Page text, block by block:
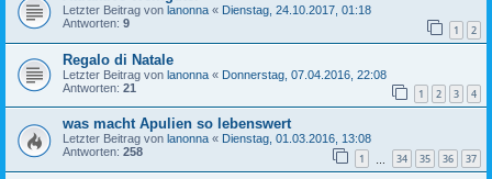
Letzter Beitrag von lanonna « Dienstag, 24.10.2017, 01:18
Antworten: 9 1 2
Regalo di Natale
Letzter Beitrag von lanonna « Donnerstag, 07.04.2016, 22:08
Antworten: 21 1 2 3 4
was macht Apulien so lebenswert
Letzter Beitrag von lanonna « Dienstag, 01.03.2016, 13:08
Antworten: 258 1 34 35 36 37